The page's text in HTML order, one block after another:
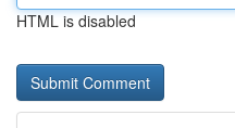
HTML is disabled